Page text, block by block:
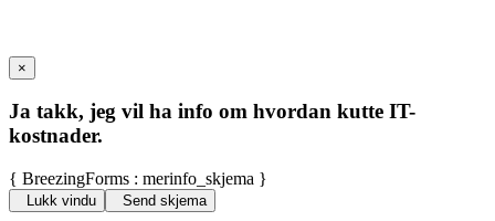
×
Ja takk, jeg vil ha info om hvordan kutte IT-
kostnader.
{ BreezingForms : merinfo_skjema }
Lukk vindu Send skjema